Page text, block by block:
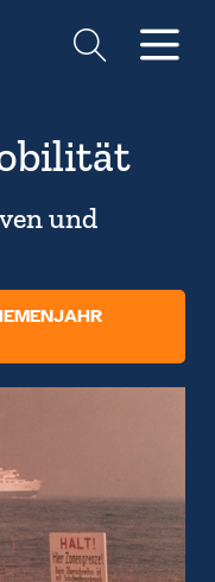
Suche
und